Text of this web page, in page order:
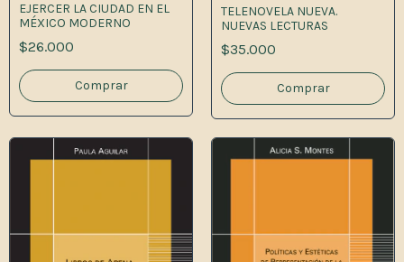
EJERCER LA CIUDAD EN EL
MÉXICO MODERNO
$26.000
TELENOVELA NUEVA.
NUEVAS LECTURAS
$35.000